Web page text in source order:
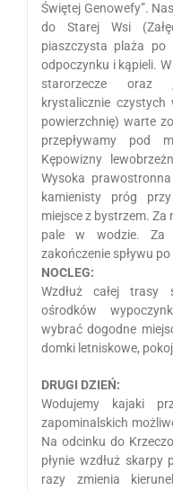
Świętej Genowefy”.
do Starej Wsi
piaszczysta plaża po
odpoczynku i kąpieli.
starorzecze oraz
krystalicznie
powierzchnię) warte
przepływamy pod
Kępowizny
Wysoka
kamienisty próg
miejsce z bystrzem. Za
pale w wodzie. Za
zakończenie spływu
NOCLEG:
Wzdłuż całej trasy
ośrodków
wybrać dogodne
domki letniskowe,
DRUGI DZIEŃ:
Wodujemy kajaki
zapominalskich
Na odcinku do
płynie wzdłuż skarpy
razy zmienia